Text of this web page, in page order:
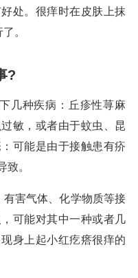
处。很痒时在皮肤上抹
。
?
几种疾病：丘疹性荨麻
敏，或者由于蚊虫、昆
可能是由于接触患有疥
致。
害气体、化学物质等接
可能对其中一种或者几
身上起小红疙瘩很痒的